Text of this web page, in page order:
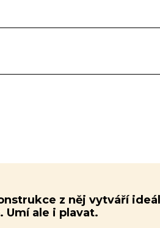
z něj vytváří
Umí ale i plavat.